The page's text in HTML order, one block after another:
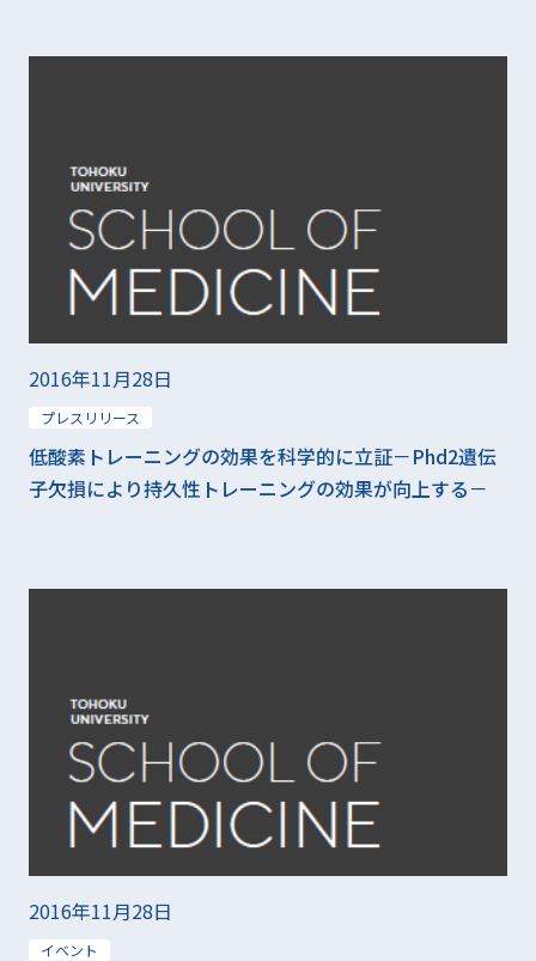
2016年11月28日
プレスリリース
低酸素トレーニングの効果を科学的に立証－Phd2遺伝
子欠損により持久性トレーニングの効果が向上する－
2016年11月28日
イベント